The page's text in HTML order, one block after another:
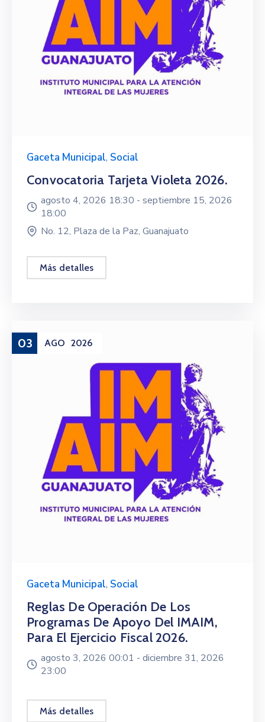
Gaceta Municipal, Social
Convocatoria Tarjeta Violeta 2026.
agosto 4, 2026 18:30 - septiembre 15, 2026
18:00
No. 12, Plaza de la Paz, Guanajuato
Más detalles
03 AGO 2026
Gaceta Municipal, Social
Reglas De Operación De Los
Programas De Apoyo Del IMAIM,
Para El Ejercicio Fiscal 2026.
agosto 3, 2026 00:01 - diciembre 31, 2026
23:00
Más detalles